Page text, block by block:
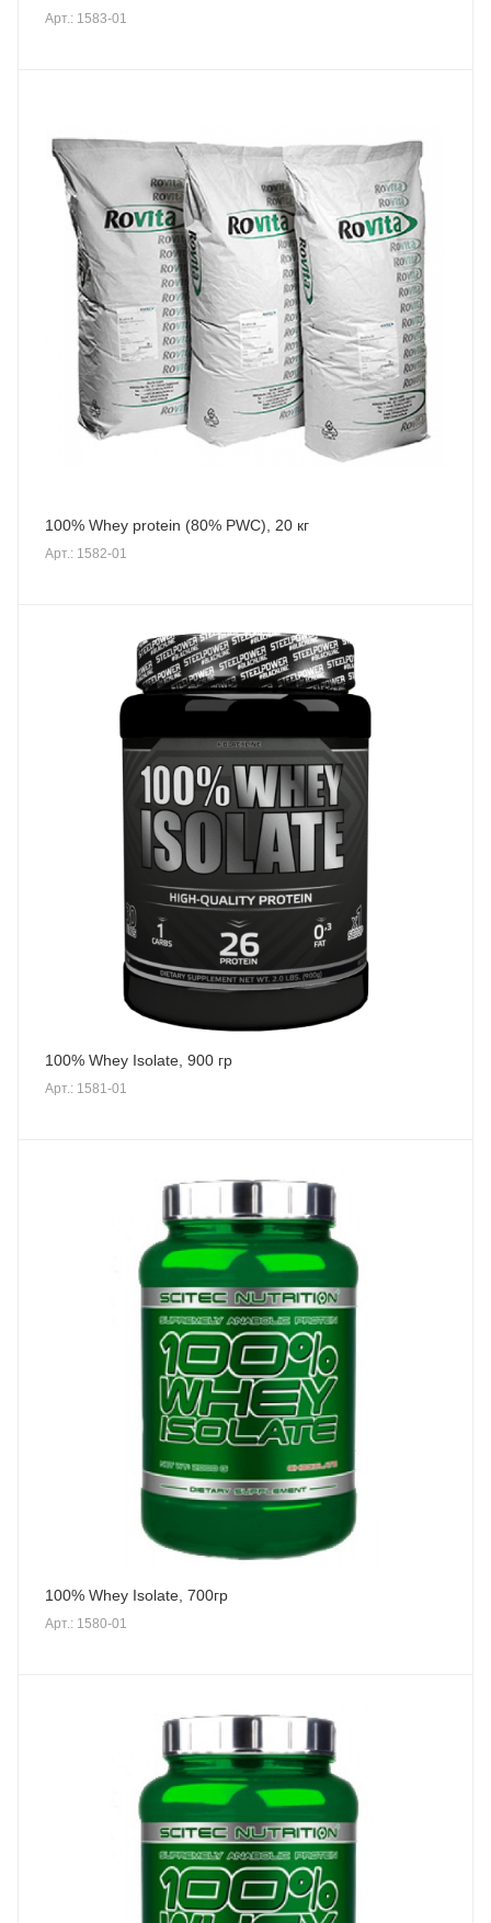
Арт.: 1583-01
100% Whey protein (80% PWC), 20 кг
Арт.: 1582-01
100% Whey Isolate, 900 гр
Арт.: 1581-01
100% Whey Isolate, 700гр
Арт.: 1580-01